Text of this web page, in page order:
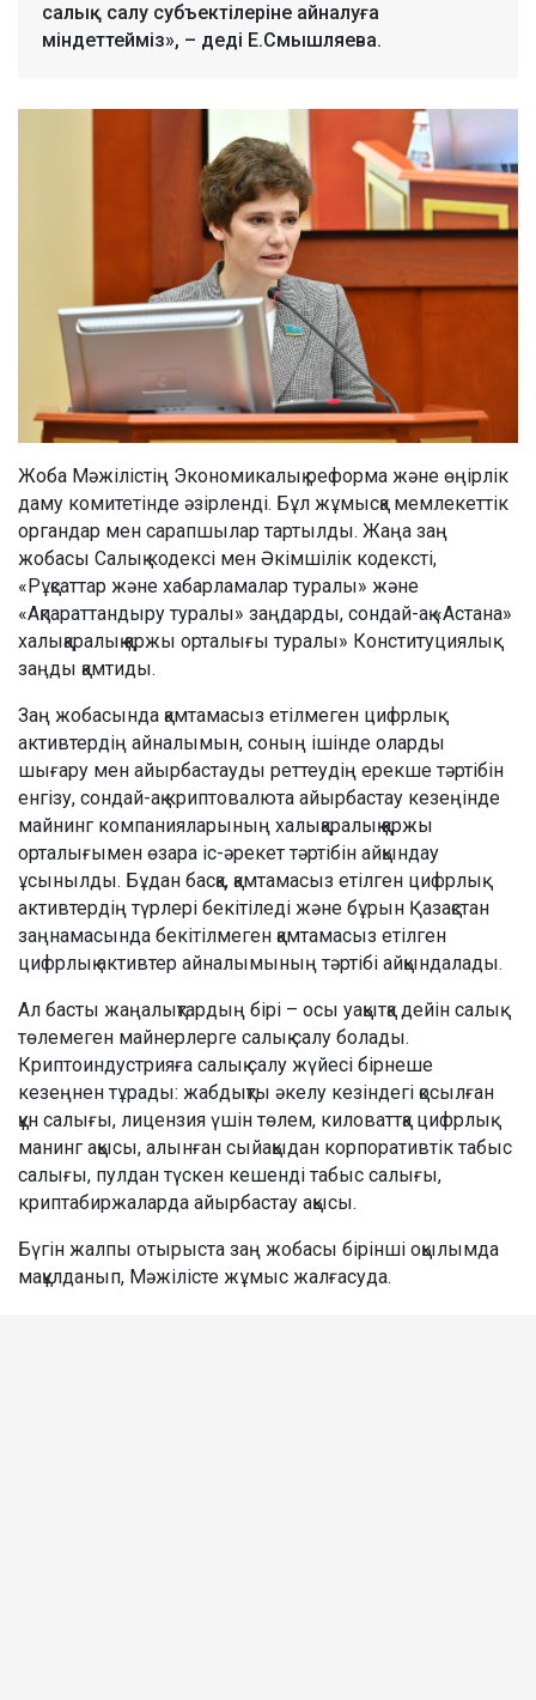
салық салу субъектілеріне айналуға
міндеттейміз», – деді Е.Смышляева.
Жоба Мәжілістің Экономикалық реформа және өңірлік
даму комитетінде әзірленді. Бұл жұмысқа мемлекеттік
органдар мен сарапшылар тартылды. Жаңа заң
жобасы Салық кодексі мен Әкімшілік кодексті,
«Рұқсаттар және хабарламалар туралы» және
«Ақпараттандыру туралы» заңдарды, сондай-ақ «Астана»
халықаралық қаржы орталығы туралы» Конституциялық
заңды қамтиды.
Заң жобасында қамтамасыз етілмеген цифрлық
активтердің айналымын, соның ішінде оларды
шығару мен айырбастауды реттеудің ерекше тәртібін
енгізу, сондай-ақ криптовалюта айырбастау кезеңінде
майнинг компанияларының халықаралық қаржы
орталығымен өзара іс-әрекет тәртібін айқындау
ұсынылды. Бұдан басқа, қамтамасыз етілген цифрлық
активтердің түрлері бекітіледі және бұрын Қазақстан
заңнамасында бекітілмеген қамтамасыз етілген
цифрлық активтер айналымының тәртібі айқындалады.
Ал басты жаңалықтардың бірі – осы уақытқа дейін салық
төлемеген майнерлерге салық салу болады.
Криптоиндустрияға салық салу жүйесі бірнеше
кезеңнен тұрады: жабдықты әкелу кезіндегі қосылған
құн салығы, лицензия үшін төлем, киловаттқа цифрлық
манинг ақысы, алынған сыйақыдан корпоративтік табыс
салығы, пулдан түскен кешенді табыс салығы,
криптабиржаларда айырбастау ақысы.
Бүгін жалпы отырыста заң жобасы бірінші оқылымда
мақұлданып, Мәжілісте жұмыс жалғасуда.